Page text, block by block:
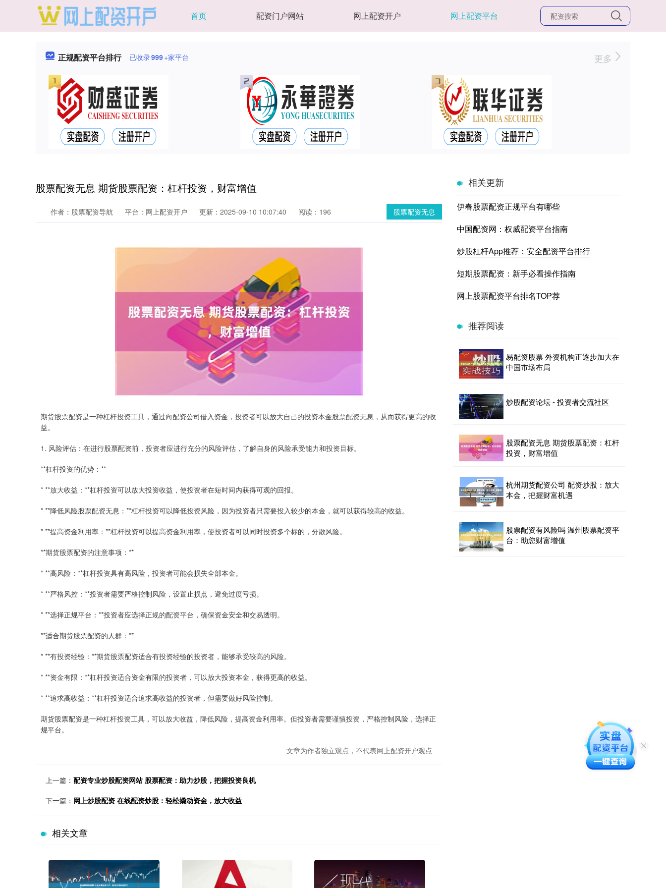
首页 配资门户网站 网上配资开户 网上配资平台
正规配资平台排行 已收录999+家平台 更多
股票配资无息 期货股票配资：杠杆投资，财富增值
股票配资无息
作者：股票配资导航 平台：网上配资开户 更新：2025-09-10 10:07:40 阅读：196
期货股票配资是一种杠杆投资工具，通过向配资公司借入资金，投资者可以放大自己的投资本金股票配资无息，从而获得更高的收
益。
1. 风险评估：在进行股票配资前，投资者应进行充分的风险评估，了解自身的风险承受能力和投资目标。
**杠杆投资的优势：**
* **放大收益：**杠杆投资可以放大投资收益，使投资者在短时间内获得可观的回报。
* **降低风险股票配资无息：**杠杆投资可以降低投资风险，因为投资者只需要投入较少的本金，就可以获得较高的收益。
* **提高资金利用率：**杠杆投资可以提高资金利用率，使投资者可以同时投资多个标的，分散风险。
**期货股票配资的注意事项：**
* **高风险：**杠杆投资具有高风险，投资者可能会损失全部本金。
* **严格风控：**投资者需要严格控制风险，设置止损点，避免过度亏损。
* **选择正规平台：**投资者应选择正规的配资平台，确保资金安全和交易透明。
**适合期货股票配资的人群：**
* **有投资经验：**期货股票配资适合有投资经验的投资者，能够承受较高的风险。
* **资金有限：**杠杆投资适合资金有限的投资者，可以放大投资本金，获得更高的收益。
* **追求高收益：**杠杆投资适合追求高收益的投资者，但需要做好风险控制。
期货股票配资是一种杠杆投资工具，可以放大收益，降低风险，提高资金利用率。但投资者需要谨慎投资，严格控制风险，选择正
规平台。
文章为作者独立观点，不代表网上配资开户观点
上一篇： 配资专业炒股配资网站 股票配资：助力炒股，把握投资良机
下一篇： 网上炒股配资 在线配资炒股：轻松撬动资金，放大收益
相关文章
相关更新
伊春股票配资正规平台有哪些
中国配资网：权威配资平台指南
炒股杠杆App推荐：安全配资平台排行
短期股票配资：新手必看操作指南
网上股票配资平台排名TOP荐
推荐阅读
易配资股票 外资机构正逐步加大在
中国市场布局
炒股配资论坛 - 投资者交流社区
股票配资无息 期货股票配资：杠杆
投资，财富增值
杭州期货配资公司 配资炒股：放大
本金，把握财富机遇
股票配资有风险吗 温州股票配资平
台：助您财富增值